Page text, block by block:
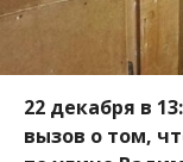
22 декабря в
вызов о том,